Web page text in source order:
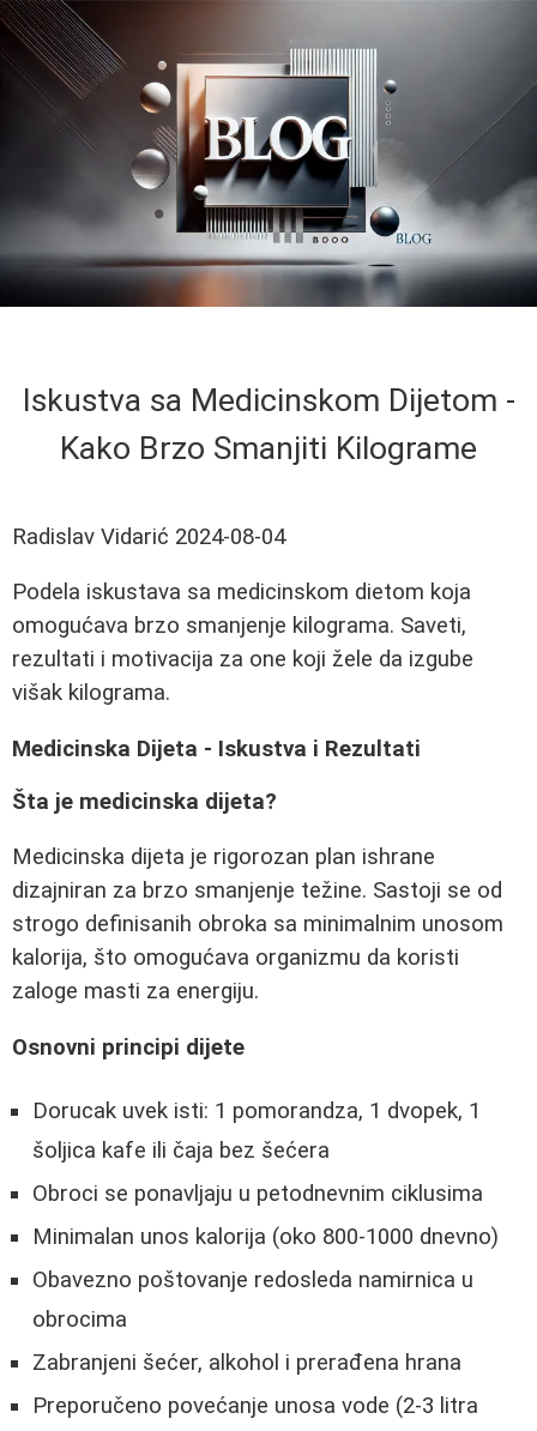
Iskustva sa Medicinskom Dijetom -
Kako Brzo Smanjiti Kilograme
Radislav Vidarić 2024-08-04
Podela iskustava sa medicinskom dietom koja
omogućava brzo smanjenje kilograma. Saveti,
rezultati i motivacija za one koji žele da izgube
višak kilograma.
Medicinska Dijeta - Iskustva i Rezultati
Šta je medicinska dijeta?
Medicinska dijeta je rigorozan plan ishrane
dizajniran za brzo smanjenje težine. Sastoji se od
strogo definisanih obroka sa minimalnim unosom
kalorija, što omogućava organizmu da koristi
zaloge masti za energiju.
Osnovni principi dijete
Dorucak uvek isti: 1 pomorandza, 1 dvopek, 1
šoljica kafe ili čaja bez šećera
Obroci se ponavljaju u petodnevnim ciklusima
Minimalan unos kalorija (oko 800-1000 dnevno)
Obavezno poštovanje redosleda namirnica u
obrocima
Zabranjeni šećer, alkohol i prerađena hrana
Preporučeno povećanje unosa vode (2-3 litra